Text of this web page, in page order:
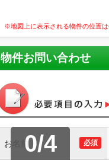
※地図上に表示される物件の位置
物件お問い合わせ
0/4 必須
お名前